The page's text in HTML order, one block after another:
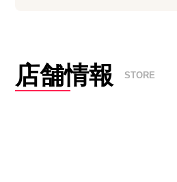
店舗情報 STORE